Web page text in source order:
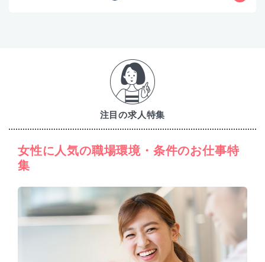
注目の求人特集
女性に人気の職場環境・条件のお仕事特
集